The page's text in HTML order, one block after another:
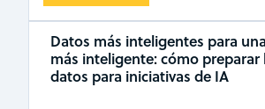
Datos más inteligentes para
más inteligente: cómo preparar
datos para iniciativas de IA